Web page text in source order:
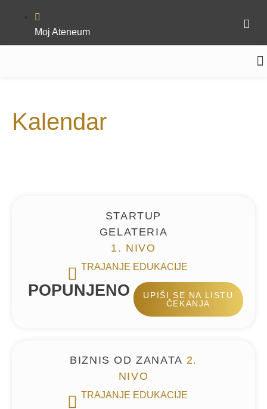
Moj Ateneum
Kalendar
STARTUP
GELATERIA
1. NIVO
TRAJANJE EDUKACIJE
POPUNJENO
UPIŠI SE NA LISTU
ČEKANJA
BIZNIS OD ZANATA 2.
NIVO
TRAJANJE EDUKACIJE